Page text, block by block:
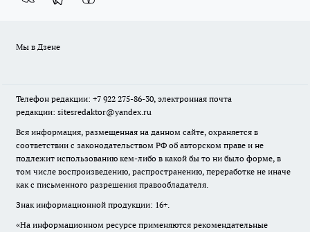
Мы в Дзене
Телефон редакции: +7 922 275-86-30, электронная почта
редакции: sitesredaktor@yandex.ru
Вся информация, размещенная на данном сайте, охраняется в
соответствии с законодательством РФ об авторском праве и не
подлежит использованию кем-либо в какой бы то ни было форме, в
том числе воспроизведению, распространению, переработке не иначе
как с письменного разрешения правообладателя.
Знак информационной продукции: 16+.
«На информационном ресурсе применяются рекомендательные